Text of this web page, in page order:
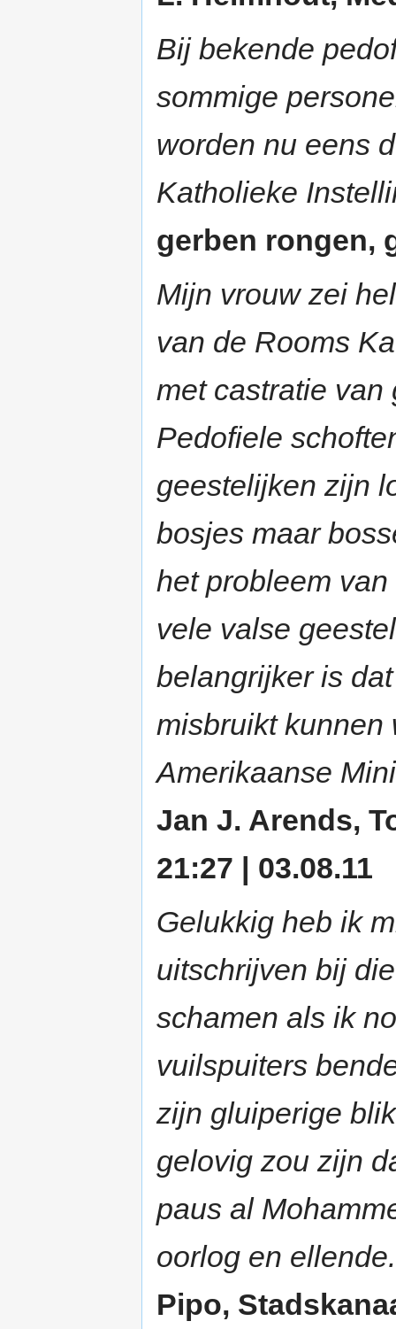
Bij bekende
sommige
worden nu eens
Katholieke
gerben rongen,
Mijn vrouw zei
van de Rooms
met castratie
Pedofiele
geestelijken zijn
bosjes maar
het probleem
vele valse
belangrijker is
misbruikt kunnen
Amerikaanse
Jan J. Arends,
21:27 | 03.08.11
Gelukkig heb ik
uitschrijven bij
schamen als ik
vuilspuiters
zijn gluiperige
gelovig zou zijn
paus al
oorlog en ellende.
Pipo,